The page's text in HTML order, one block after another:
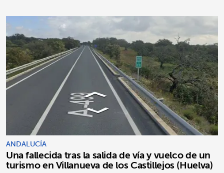
ANDALUCÍA
Una fallecida tras la salida de vía y vuelco de un
turismo en Villanueva de los Castillejos (Huelva)